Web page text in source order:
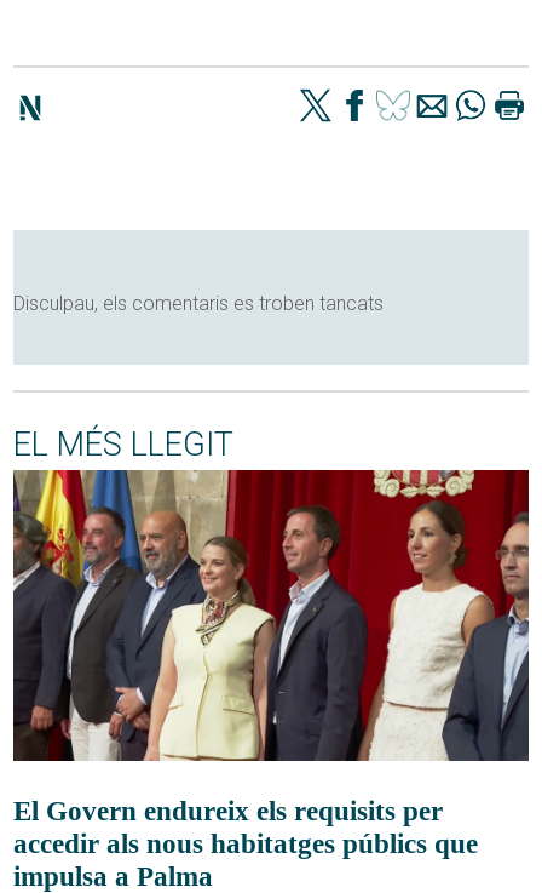
Disculpau, els comentaris es troben tancats
EL MÉS LLEGIT
El Govern endureix els requisits per
accedir als nous habitatges públics que
impulsa a Palma